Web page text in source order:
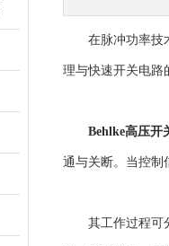
在脉冲功率技术
理与快速开关电路
Behlke高压开
通与关断。当控制
其工作过程可分